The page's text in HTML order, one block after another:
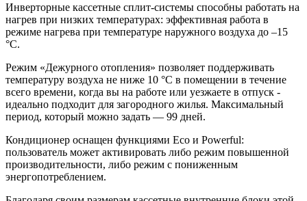
Инверторные кассетные сплит-системы способны работать на
нагрев при низких температурах: эффективная работа в
режиме нагрева при температуре наружного воздуха до –15
°C.
Режим «Дежурного отопления» позволяет поддерживать
температуру воздуха не ниже 10 °C в помещении в течение
всего времени, когда вы на работе или уезжаете в отпуск -
идеально подходит для загородного жилья. Максимальный
период, который можно задать — 99 дней.
Кондиционер оснащен функциями Eco и Powerful:
пользователь может активировать либо режим повышенной
производительности, либо режим с пониженным
энергопотреблением.